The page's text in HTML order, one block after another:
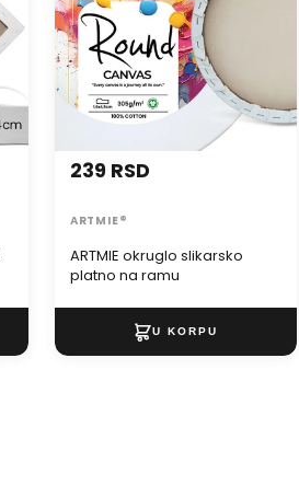
ARTMIE okruglo slikarsko
platno na ramu
239 RSD
ARTMIE®